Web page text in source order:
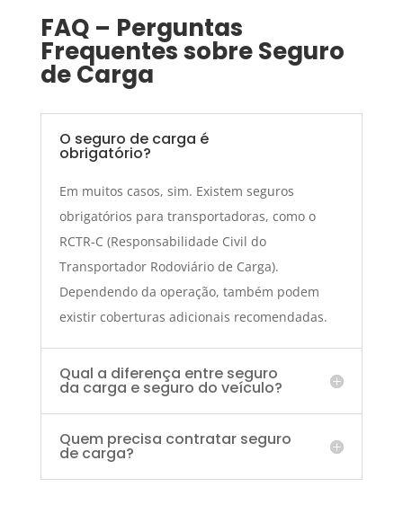
FAQ – Perguntas
Frequentes sobre Seguro
de Carga
O seguro de carga é
obrigatório?
Em muitos casos, sim. Existem seguros
obrigatórios para transportadoras, como o
RCTR-C (Responsabilidade Civil do
Transportador Rodoviário de Carga).
Dependendo da operação, também podem
existir coberturas adicionais recomendadas.
Qual a diferença entre seguro
da carga e seguro do veículo?
Quem precisa contratar seguro
de carga?